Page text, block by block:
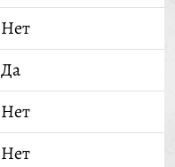
Нет
Да
Нет
Нет